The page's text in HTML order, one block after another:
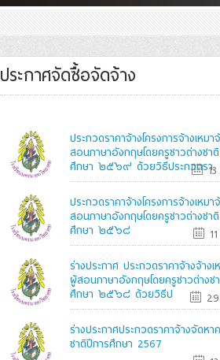
ประกาศจัดซื้อจัดจ้าง
ประกวดราคาจ้างโครงการจ้างเหม
สอนภาษาอังกฤษโดยครูชาวต่างชา
ศึกษา ๒๕๖๙ ด้วยวิธีประกวดรา
ประกวดราคาจ้างโครงการจ้างเหม
สอนภาษาอังกฤษโดยครูชาวต่างชา
ศึกษา ๒๕๖๘
ร่างประกาศ ประกวดราคาจ้างจ้าง
ผู้สอนภาษาอังกฤษโดยครูชาวต่างช
ศึกษา ๒๕๖๘ ด้วยวิธีป
ร่างประกาศประกวดราคาจ้างจัดหา
ชาติปีการศึกษา 2567